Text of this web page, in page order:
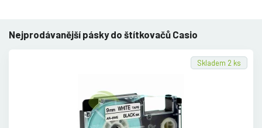
Nejprodávanější pásky do štítkovačů Casio
Skladem 2 ks